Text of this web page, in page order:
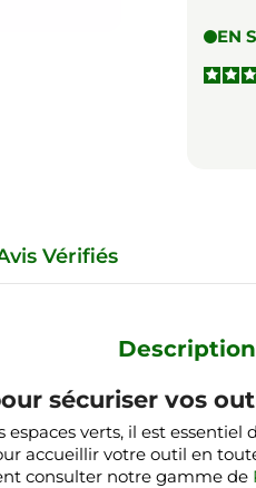
EN
Vérifiés
Description
sécuriser vos
verts, il est
accueillir votre outil en
consulter notre gamme de